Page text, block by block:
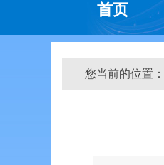
首页
您当前的位置：